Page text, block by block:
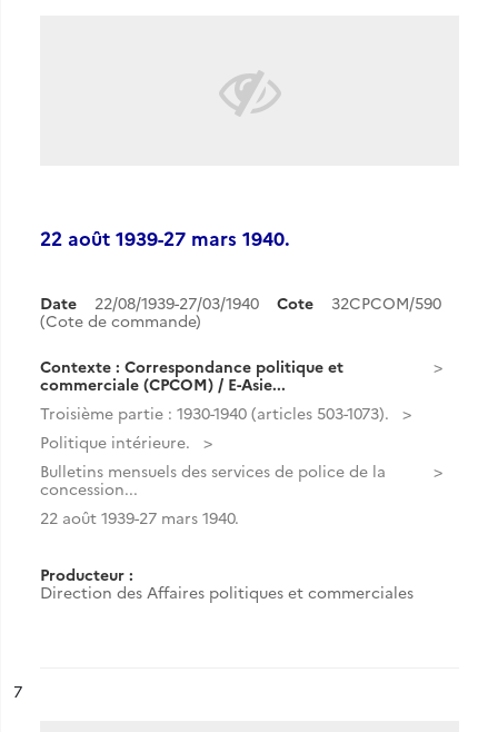
22 août 1939-27 mars 1940.
Date 22/08/1939-27/03/1940 Cote
32CPCOM/590
(Cote de commande)
Contexte : Correspondance politique et
commerciale (CPCOM) / E-Asie...
Troisième partie : 1930-1940 (articles 503-1073).
Politique intérieure.
Bulletins mensuels des services de police de la
concession...
22 août 1939-27 mars 1940.
Producteur :
Direction des Affaires politiques et commerciales
n°
7